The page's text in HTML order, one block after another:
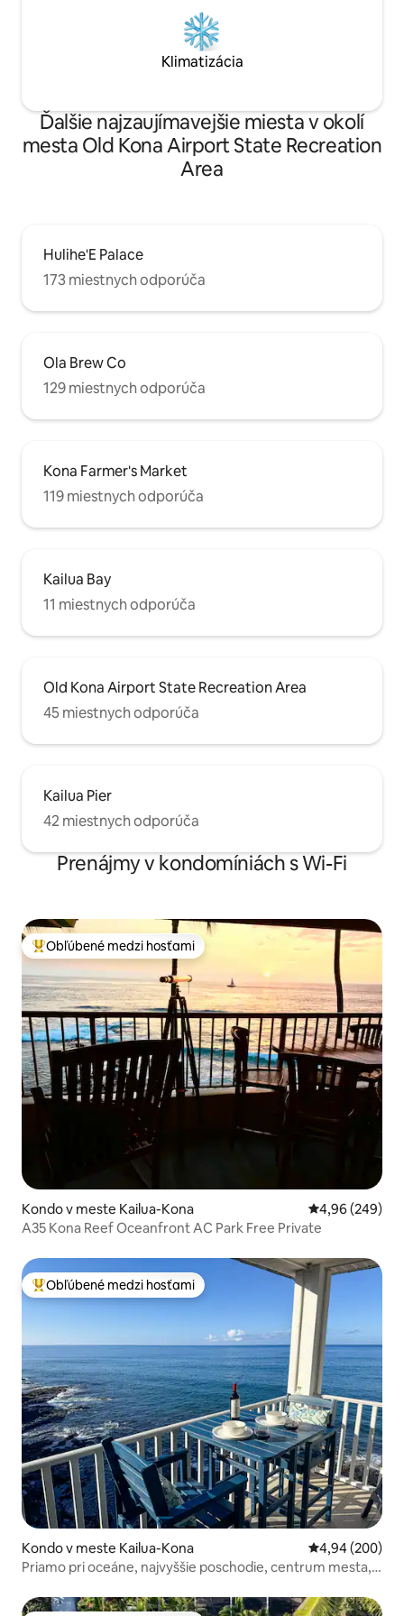
Klimatizácia
Ďalšie najzaujímavejšie miesta v okolí
mesta Old Kona Airport State Recreation
Area
Hulihe'E Palace
173 miestnych odporúča
Ola Brew Co
129 miestnych odporúča
Kona Farmer's Market
119 miestnych odporúča
Kailua Bay
11 miestnych odporúča
Old Kona Airport State Recreation Area
45 miestnych odporúča
Kailua Pier
42 miestnych odporúča
Prenájmy v kondomíniách s Wi-Fi
Najobľúbenejšie medzi hosťami
Obľúbené medzi hosťami
Kondo v meste Kailua-Kona Priemerné
4,96 (249)
A35 Kona Reef Oceanfront AC Park Free Private
Najobľúbenejšie medzi hosťami
Obľúbené medzi hosťami
Kondo v meste Kailua-Kona Priemerné
4,94 (200)
Priamo pri oceáne, najvyššie poschodie, centrum mesta,